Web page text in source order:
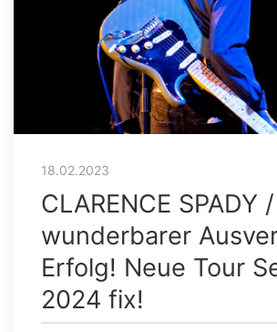
18.02.2023
CLARENCE SPADY
wunderbarer
Erfolg! Neue Tour
2024 fix!